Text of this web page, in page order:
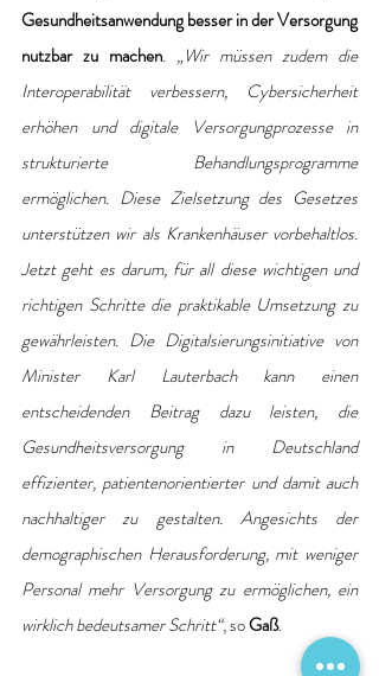
Gesundheitsanwendung besser in der Versorgung
nutzbar zu machen. „Wir müssen zudem die
Interoperabilität verbessern, Cybersicherheit
erhöhen und digitale Versorgungprozesse in
strukturierte Behandlungsprogramme
ermöglichen. Diese Zielsetzung des Gesetzes
unterstützen wir als Krankenhäuser vorbehaltlos.
Jetzt geht es darum, für all diese wichtigen und
richtigen Schritte die praktikable Umsetzung zu
gewährleisten. Die Digitalsierungsinitiative von
Minister Karl Lauterbach kann einen
entscheidenden Beitrag dazu leisten, die
Gesundheitsversorgung in Deutschland
effizienter, patientenorientierter und damit auch
nachhaltiger zu gestalten. Angesichts der
demographischen Herausforderung, mit weniger
Personal mehr Versorgung zu ermöglichen, ein
wirklich bedeutsamer Schritt“, so Gaß.